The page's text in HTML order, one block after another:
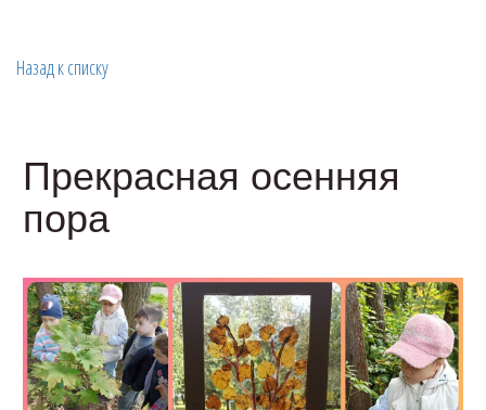
Назад к списку
Прекрасная осенняя
пора